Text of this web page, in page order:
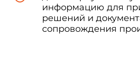
информацию для
решений и
сопровождения